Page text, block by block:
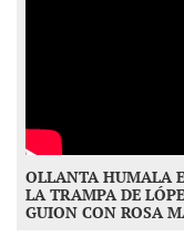
OLLANTA HUMALA
LA TRAMPA DE
GUION CON ROSA